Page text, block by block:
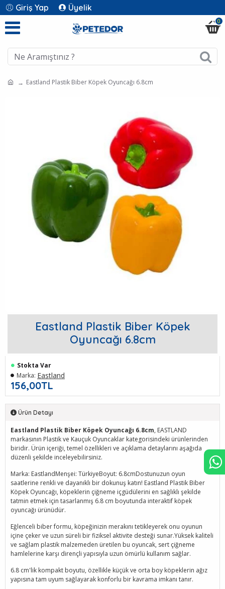
Giriş Yap Üyelik
0
Eastland Plastik Biber Köpek Oyuncağı 6.8cm
Eastland Plastik Biber Köpek
Oyuncağı 6.8cm
156,00TL
Stokta Var
Marka: Eastland
Ürün Detayı
Eastland Plastik Biber Köpek Oyuncağı 6.8cm, EASTLAND
markasının Plastik ve Kauçuk Oyuncaklar kategorisindeki ürünlerinden
biridir. Ürün içeriği, temel özellikleri ve açıklama detaylarını aşağıda
düzenli şekilde inceleyebilirsiniz.
Marka: EastlandMenşei: TürkiyeBoyut: 6.8cmDostunuzun oyun
saatlerine renkli ve dayanıklı bir dokunuş katın! Eastland Plastik Biber
Köpek Oyuncağı, köpeklerin çiğneme içgüdülerini en sağlıklı şekilde
tatmin etmek için tasarlanmış 6.8 cm boyutunda interaktif köpek
oyuncağı ürünüdür.
Eğlenceli biber formu, köpeğinizin merakını tetikleyerek onu oyunun
içine çeker ve uzun süreli bir fiziksel aktivite desteği sunar.Yüksek kaliteli
ve sağlam plastik malzemeden üretilen bu oyuncak, sert çiğneme
hamlelerine karşı dirençli yapısıyla uzun ömürlü kullanım sağlar.
6.8 cm'lik kompakt boyutu, özellikle küçük ve orta boy köpeklerin ağız
yapısına tam uyum sağlayarak konforlu bir kavrama imkanı tanır.